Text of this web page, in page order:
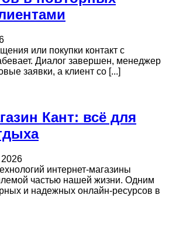
или покупки контакт с
Диалог завершен, менеджер
заявки, а клиент со [...]
Кант: всё для
интернет-магазины
частью нашей жизни. Одним
и надежных онлайн-ресурсов в